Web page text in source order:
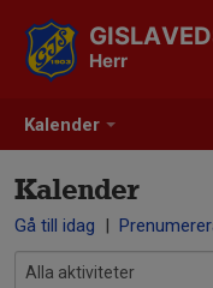
Kalender
Herr
Kalender
Gå till idag |